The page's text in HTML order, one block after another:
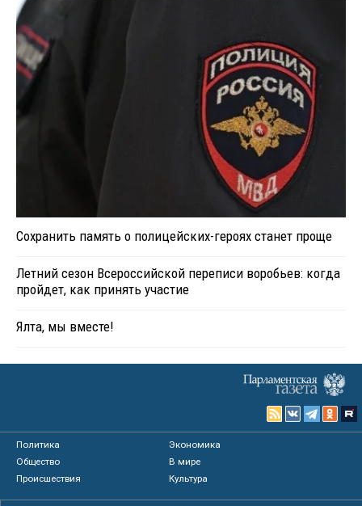
Сохранить память о полицейских-героях станет проще
Летний сезон Всероссийской переписи воробьев: когда
пройдет, как принять участие
Ялта, мы вместе!
Политика
Экономика
Общество
В мире
Происшествия
Культура